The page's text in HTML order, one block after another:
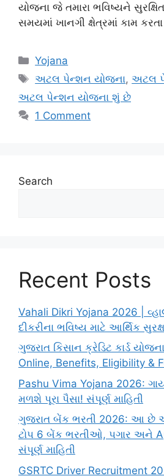
યોજના જે તમારા ભવિષ્યને
સમયમાં ખાનગી ક્ષેત્રમાં કામ
Categories
Yojana
Tags
અટલ પેન્શન યોજના,અટલ
અટલ પેન્શન યોજના શું છે
1 Comment
Search
Recent Posts
Vahali Dikri Yojana 2026 |
દીકરીના ભવિષ્ય માટે આર્થિક
ગુજરાત કિસાન ક્રેડિટ કાર્ડ
Online, Benefits, Eligibility &
Pashu Vima Yojana 2026:
મળશે પૂરા પૈસા! સંપૂર્ણ માહિતી
ગુજરાત બેંક ભરતી 2026: આ છે
ટોપ 6 બેંક ભરતીઓ, પગાર અને
સંપૂર્ણ માહિતી
GSRTC Driver Recruitment